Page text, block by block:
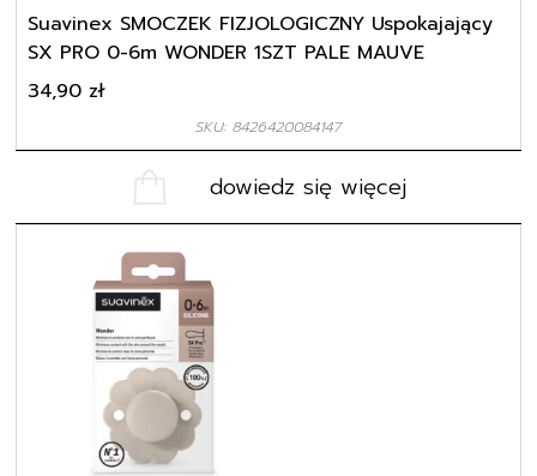
Suavinex SMOCZEK FIZJOLOGICZNY Uspokajający
SX PRO 0-6m WONDER 1SZT PALE MAUVE
SKU: 8426420084147
34,90 zł
dowiedz się więcej